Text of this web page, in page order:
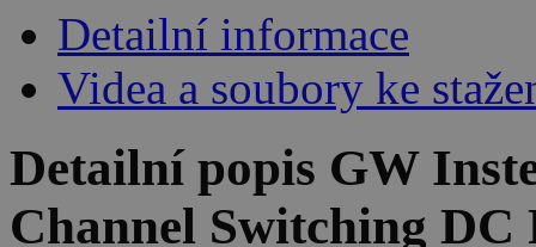
Detailní informace
Videa a soubory ke
Detailní popis GW
Channel Switching DC